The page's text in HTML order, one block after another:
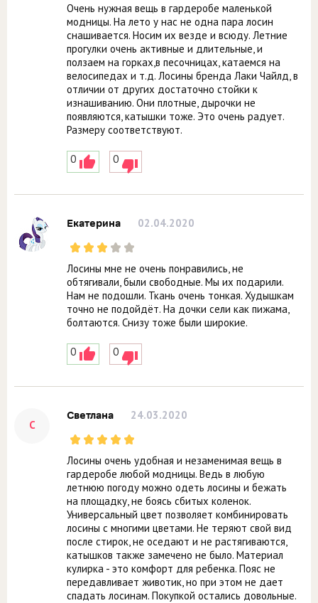
Очень нужная вещь в гардеробе маленькой
модницы. На лето у нас не одна пара лосин
снашивается. Носим их везде и всюду. Летние
прогулки очень активные и длительные, и
ползаем на горках,в песочницах, катаемся на
велосипедах и т.д. Лосины бренда Лаки Чайлд, в
отличии от других достаточно стойки к
изнашиванию. Они плотные, дырочки не
появляются, катышки тоже. Это очень радует.
Размеру соответствуют.
0 0
Екатерина 02.04.2020
Лосины мне не очень понравились, не
обтягивали, были свободные. Мы их подарили.
Нам не подошли. Ткань очень тонкая. Худышкам
точно не подойдёт. На дочки сели как пижама,
болтаются. Снизу тоже были широкие.
0 0
С
Светлана 24.03.2020
Лосины очень удобная и незаменимая вещь в
гардеробе любой модницы. Ведь в любую
летнюю погоду можно одеть лосины и бежать
на площадку, не боясь сбитых коленок.
Универсальный цвет позволяет комбинировать
лосины с многими цветами. Не теряют свой вид
после стирок, не оседают и не растягиваются,
катышков также замечено не было. Материал
кулирка - это комфорт для ребенка. Пояс не
передавливает животик, но при этом не дает
спадать лосинам. Покупкой остались довольные.